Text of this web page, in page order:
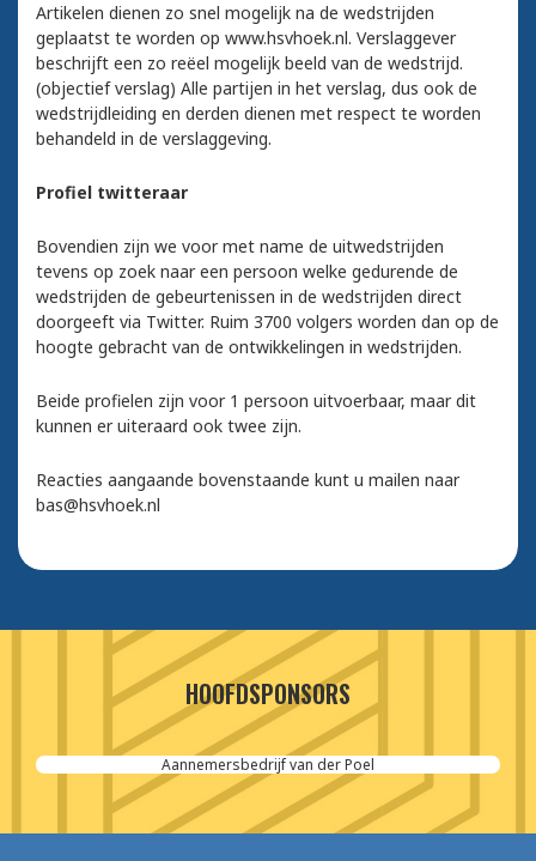
Artikelen dienen zo snel mogelijk na de wedstrijden
geplaatst te worden op www.hsvhoek.nl. Verslaggever
beschrijft een zo reëel mogelijk beeld van de wedstrijd.
(objectief verslag) Alle partijen in het verslag, dus ook de
wedstrijdleiding en derden dienen met respect te worden
behandeld in de verslaggeving.
Profiel twitteraar
Bovendien zijn we voor met name de uitwedstrijden
tevens op zoek naar een persoon welke gedurende de
wedstrijden de gebeurtenissen in de wedstrijden direct
doorgeeft via Twitter. Ruim 3700 volgers worden dan op de
hoogte gebracht van de ontwikkelingen in wedstrijden.
Beide profielen zijn voor 1 persoon uitvoerbaar, maar dit
kunnen er uiteraard ook twee zijn.
Reacties aangaande bovenstaande kunt u mailen naar
bas@hsvhoek.nl
HOOFDSPONSORS
Aannemersbedrijf van der Poel